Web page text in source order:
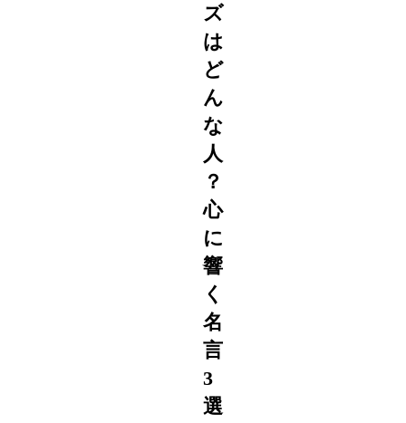
ズ
は
ど
ん
な
人
？
心
に
響
く
名
言
3
選